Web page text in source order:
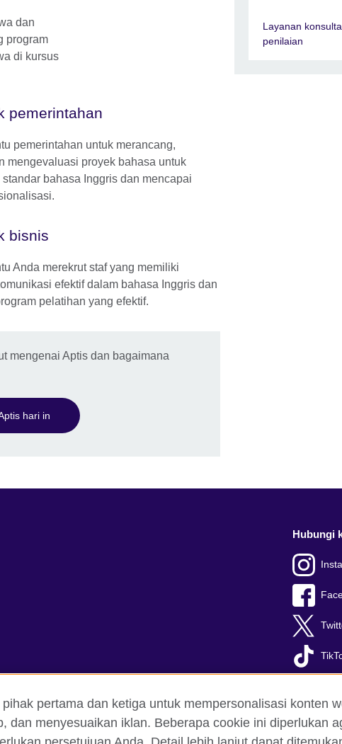
dan
program
di kursus
pemerintahan
pemerintahan untuk merancang,
mengevaluasi proyek bahasa untuk
bahasa Inggris dan mencapai
bisnis
Anda merekrut staf yang memiliki
efektif dalam bahasa Inggris dan
pelatihan yang efektif.
mengenai Aptis dan bagaimana
hari in
Layanan
penilaian
Hubungi
Cookie Peta situs
pertama dan ketiga untuk mempersonalisasi konten
dan menyesuaikan iklan. Beberapa cookie ini diperlukan